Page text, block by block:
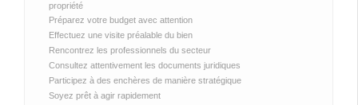
propriété
Préparez votre budget avec attention
Effectuez une visite préalable du bien
Rencontrez les professionnels du secteur
Consultez attentivement les documents juridiques
Participez à des enchères de manière stratégique
Soyez prêt à agir rapidement